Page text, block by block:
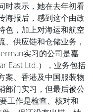
时表示，她在去年初看
海报后，感到这个由政
色，加上对海运和航空
供应链和仓储业务，
实习的公司是嘉
East Ltd.），业务包括
案、香港及中国服装物
部门实习，但最后被公
工作是检查、核对和